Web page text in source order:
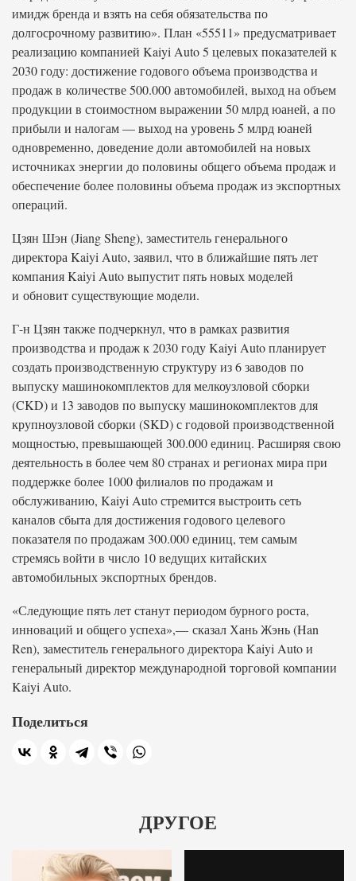
имидж бренда и взять на себя обязательства по
долгосрочному развитию». План «55511» предусматривает
реализацию компанией Kaiyi Auto 5 целевых показателей к
2030 году: достижение годового объема производства и
продаж в количестве 500.000 автомобилей, выход на объем
продукции в стоимостном выражении 50 млрд юаней, а по
прибыли и налогам — выход на уровень 5 млрд юаней
одновременно, доведение доли автомобилей на новых
источниках энергии до половины общего объема продаж и
обеспечение более половины объема продаж из экспортных
операций.
Цзян Шэн (Jiang Sheng), заместитель генерального
директора Kaiyi Auto, заявил, что в ближайшие пять лет
компания Kaiyi Auto выпустит пять новых моделей
и обновит существующие модели.
Г-н Цзян также подчеркнул, что в рамках развития
производства и продаж к 2030 году Kaiyi Auto планирует
создать производственную структуру из 6 заводов по
выпуску машинокомплектов для мелкоузловой сборки
(CKD) и 13 заводов по выпуску машинокомплектов для
крупноузловой сборки (SKD) с годовой производственной
мощностью, превышающей 300.000 единиц. Расширяя свою
деятельность в более чем 80 странах и регионах мира при
поддержке более 1000 филиалов по продажам и
обслуживанию, Kaiyi Auto стремится выстроить сеть
каналов сбыта для достижения годового целевого
показателя по продажам 300.000 единиц, тем самым
стремясь войти в число 10 ведущих китайских
автомобильных экспортных брендов.
«Следующие пять лет станут периодом бурного роста,
инноваций и общего успеха»,— сказал Хань Жэнь (Han
Ren), заместитель генерального директора Kaiyi Auto и
генеральный директор международной торговой компании
Kaiyi Auto.
Поделиться
ДРУГОЕ